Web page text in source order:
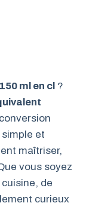
150 ml en cl ?
et
maîtriser,
vous soyez
de
curieux